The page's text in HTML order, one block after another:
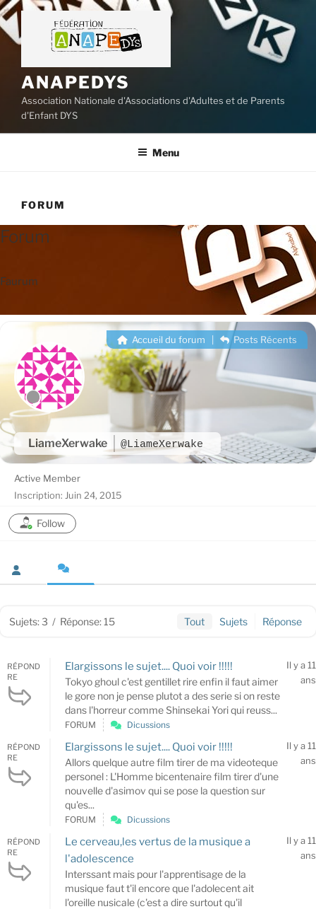
Aller
au
contenu
ANAPEDYS
Association Nationale d'Associations d'Adultes et de Parents
d'Enfant DYS
Menu
FORUM
Forum
Faurum
LiameXerwake @LiameXerwake
Accueil du forum Posts Récents
Active Member
Inscription: Juin 24, 2015
Follow
Sujets: 3 / Réponse: 15 Tout Sujets Réponse
RÉPOND
RE
Elargissons le sujet.... Quoi voir !!!!!
Tokyo ghoul c'est gentillet rire enfin il faut aimer
le gore non je pense plutot a des serie si on reste
dans l'horreur comme Shinsekai Yori qui reuss...
Il y a 11
ans
FORUM Dicussions
RÉPOND
RE
Elargissons le sujet.... Quoi voir !!!!!
Allors quelque autre film tirer de ma videoteque
personel : L'Homme bicentenaire film tirer d'une
nouvelle d'asimov qui se pose la question sur
qu'es...
Il y a 11
ans
FORUM Dicussions
RÉPOND
RE
Le cerveau,les vertus de la musique a
l'adolescence
Interssant mais pour l'apprentisage de la
musique faut t'il encore que l'adolecent ait
l'oreille nusicale (c'est a dire surtout qu'il
Il y a 11
ans